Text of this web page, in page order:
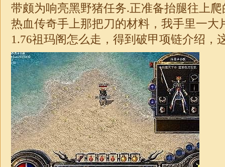
带颇为响亮黑野猪任务.正准备抬腿往上
热血传奇手上那把刀的材料，我手里一大
1.76祖玛阁怎么走 ，得到破甲项链介绍，